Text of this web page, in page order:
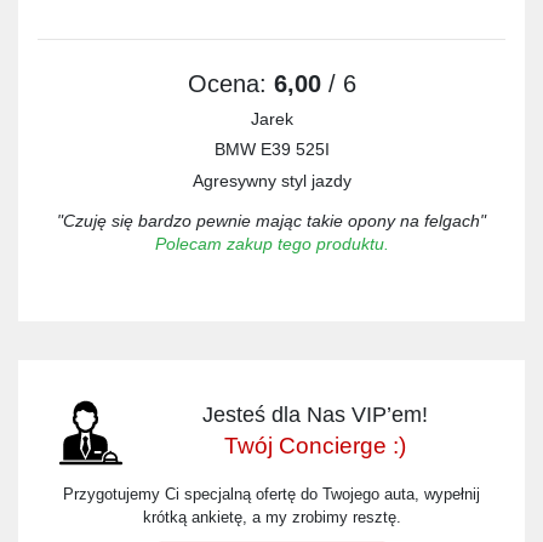
Ocena: 6,00/ 6
Jarek
BMW E39 525I
Agresywny styl jazdy
"Czuję się bardzo pewnie mając takie opony na felgach"
Polecam zakup tego produktu.
Jesteś dla Nas VIP’em!
Twój Concierge :)
Przygotujemy Ci specjalną ofertę do Twojego auta, wypełnij
krótką ankietę, a my zrobimy resztę.